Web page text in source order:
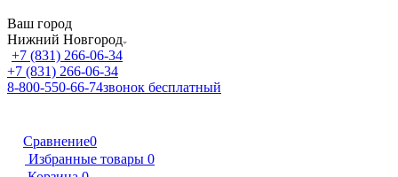
Ваш город
Нижний Новгород
+7 (831) 266-06-34
+7 (831) 266-06-34
8-800-550-66-74звонок бесплатный
Сравнение0
Избранные товары 0